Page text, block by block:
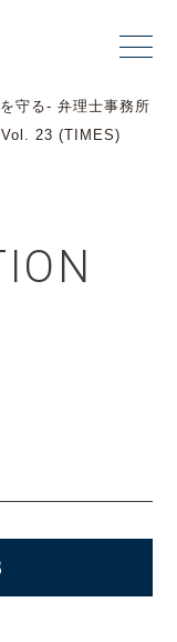
守る- 弁理士事務所
Vol. 23 (TIMES)